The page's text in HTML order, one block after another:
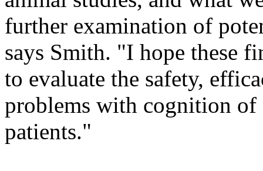
further examination of
says Smith. "I hope these
to evaluate the safety,
problems with cognition
patients."